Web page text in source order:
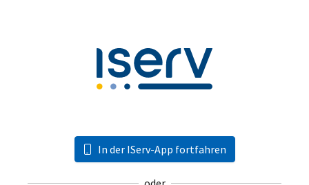
In der IServ-App fortfahren